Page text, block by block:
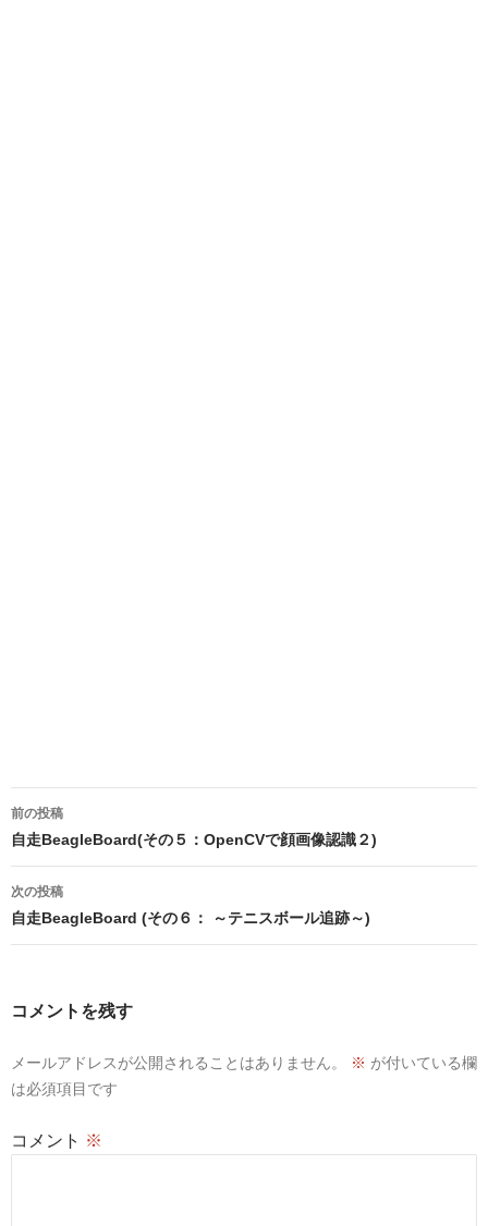
投
稿
ナ
ビ
ョ
前の投稿
自走BeagleBoard(その５：OpenCVで顔画像認識２)
次の投稿
自走BeagleBoard (その６： ～テニスボール追跡～)
コメントを残す
メールアドレスが公開されることはありません。 ※ が付いている欄
は必須項目です
コメント ※